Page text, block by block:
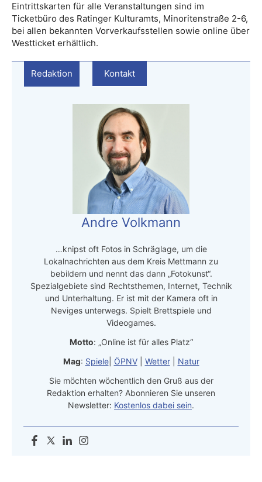
Eintrittskarten für alle Veranstaltungen sind im
Ticketbüro des Ratinger Kulturamts, Minoritenstraße 2-6,
bei allen bekannten Vorverkaufsstellen sowie online über
Westticket erhältlich.
Redaktion Kontakt
Andre Volkmann
…knipst oft Fotos in Schräglage, um die
Lokalnachrichten aus dem Kreis Mettmann zu
bebildern und nennt das dann „Fotokunst“.
Spezialgebiete sind Rechtsthemen, Internet, Technik
und Unterhaltung. Er ist mit der Kamera oft in
Neviges unterwegs. Spielt Brettspiele und
Videogames.
Motto: „Online ist für alles Platz“
Mag: Spiele| ÖPNV| Wetter| Natur
Sie möchten wöchentlich den Gruß aus der
Redaktion erhalten? Abonnieren Sie unseren
Newsletter: Kostenlos dabei sein.